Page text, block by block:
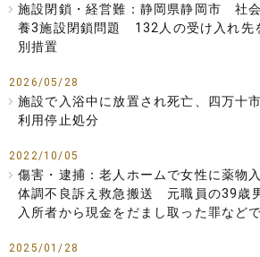
施設閉鎖・経営難：静岡県静岡市 社
養3施設閉鎖問題 132人の受け入れ
別措置
2026/05/28
施設で入浴中に放置され死亡、四万十
利用停止処分
2022/10/05
傷害・逮捕：老人ホームで女性に薬物
体調不良訴え救急搬送 元職員の39歳
入所者から現金をだまし取った罪など
2025/01/28